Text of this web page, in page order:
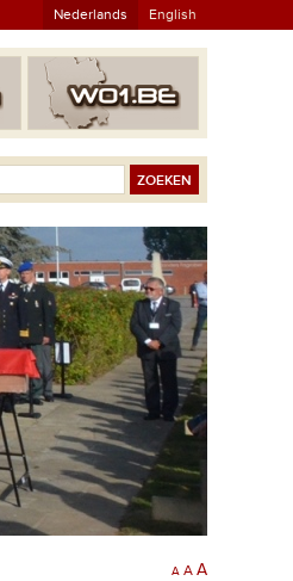
Nederlands English
A A A